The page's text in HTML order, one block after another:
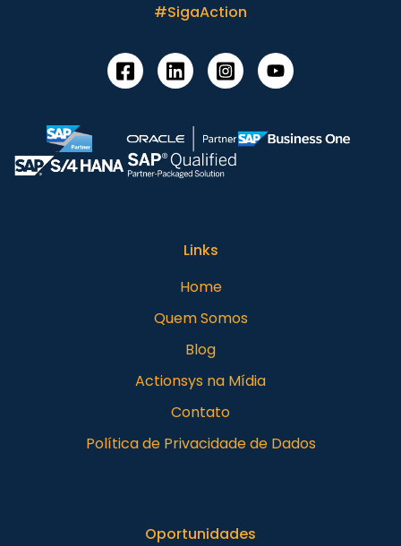
#SigaAction
Links
Home
Quem Somos
Blog
Actionsys na Mídia
Contato
Política de Privacidade de Dados
Oportunidades